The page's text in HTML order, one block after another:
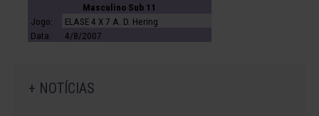
Masculino Sub 11
Jogo:
ELASE 4 X 7 A. D. Hering
Data:
4/8/2007
+ NOTÍCIAS